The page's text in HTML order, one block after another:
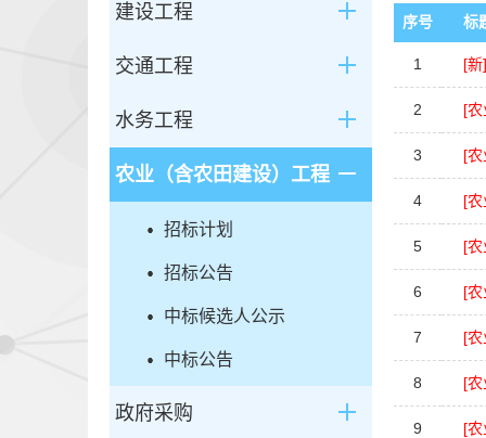
建设工程
交通工程
水务工程
农业（含农田建设）工程
招标计划
招标公告
中标候选人公示
中标公告
政府采购
序号 标
1 [新]
2 [
3 [
4 [
5 [
6 [
7 [
8 [
9 [